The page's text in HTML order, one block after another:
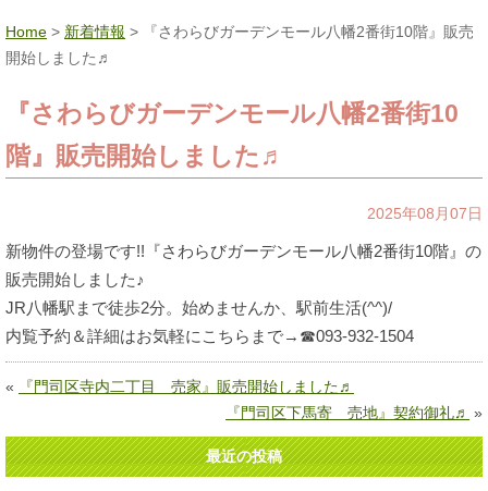
Home > 新着情報 >
『さわらびガーデンモール八幡2番街10階』販売
開始しました♬
『さわらびガーデンモール八幡2番街10
階』販売開始しました♬
2025年08月07日
新物件の登場です!!『さわらびガーデンモール八幡2番街10階』の
販売開始しました♪
JR八幡駅まで徒歩2分。始めませんか、駅前生活(^^)/
内覧予約＆詳細はお気軽にこちらまで→☎093-932-1504
«
『門司区寺内二丁目 売家』販売開始しました♬
『門司区下馬寄 売地』契約御礼♬ »
最近の投稿